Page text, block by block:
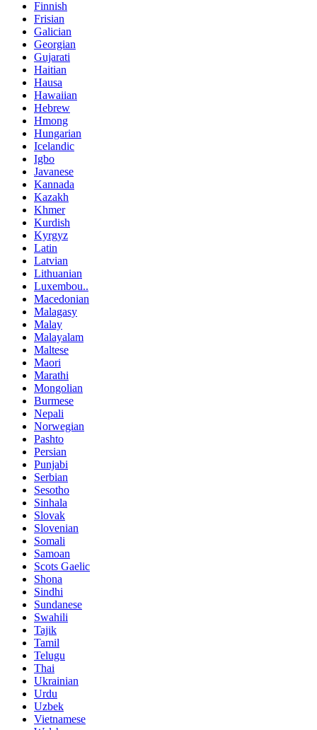
Finnish
Frisian
Galician
Georgian
Gujarati
Haitian
Hausa
Hawaiian
Hebrew
Hmong
Hungarian
Icelandic
Igbo
Javanese
Kannada
Kazakh
Khmer
Kurdish
Kyrgyz
Latin
Latvian
Lithuanian
Luxembou..
Macedonian
Malagasy
Malay
Malayalam
Maltese
Maori
Marathi
Mongolian
Burmese
Nepali
Norwegian
Pashto
Persian
Punjabi
Serbian
Sesotho
Sinhala
Slovak
Slovenian
Somali
Samoan
Scots Gaelic
Shona
Sindhi
Sundanese
Swahili
Tajik
Tamil
Telugu
Thai
Ukrainian
Urdu
Uzbek
Vietnamese